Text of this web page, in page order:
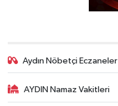
Aydın Nöbetçi Eczaneler
AYDIN Namaz Vakitleri